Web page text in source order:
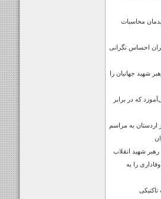
محاسبات
احساس نگرانی
شهید جهانیان را
که در برابر
از اردستان به مراسم
شهید انقلاب
را به